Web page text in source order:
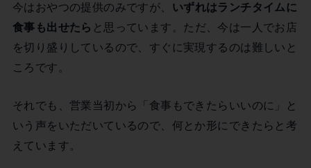
今はおやつの提供のみですが、 いずれはランチタイムに
食事も出せたら と思っています。ただ、今は一人でお店
を切り盛りしているので、すぐに実現するのは難しいと
ころです。
それでも、営業当初から「食事もできたらいいのに」と
いう声をいただいているので、何とか形にできたらと考
えています。